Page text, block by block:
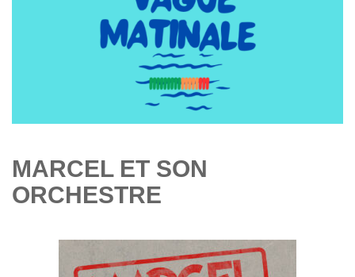
MARCEL ET SON
ORCHESTRE